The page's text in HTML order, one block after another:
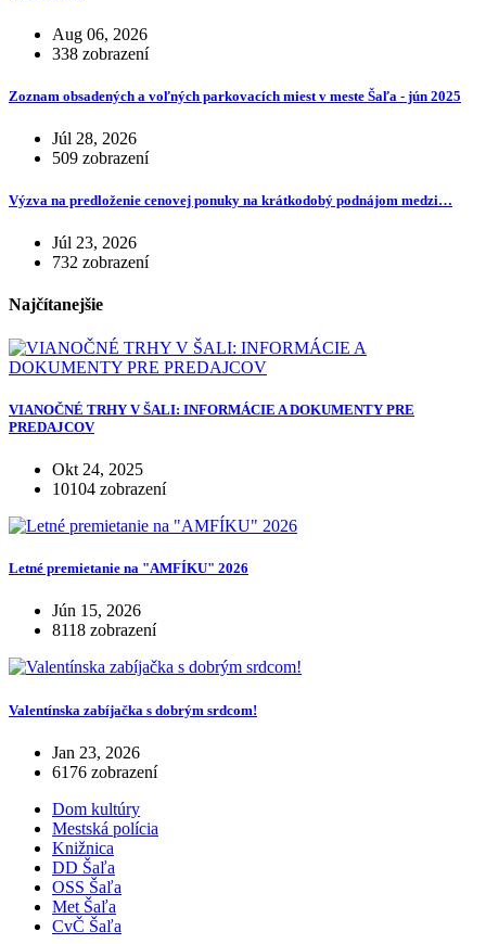
Aug 06, 2026
338 zobrazení
Zoznam obsadených a voľných parkovacích miest v meste Šaľa - jún 2025
Júl 28, 2026
509 zobrazení
Výzva na predloženie cenovej ponuky na krátkodobý podnájom medzi…
Júl 23, 2026
732 zobrazení
Najčítanejšie
VIANOČNÉ TRHY V ŠALI: INFORMÁCIE A DOKUMENTY PRE
PREDAJCOV
Okt 24, 2025
10104 zobrazení
Letné premietanie na "AMFÍKU" 2026
Jún 15, 2026
8118 zobrazení
Valentínska zabíjačka s dobrým srdcom!
Jan 23, 2026
6176 zobrazení
Dom kultúry
Mestská polícia
Knižnica
DD Šaľa
OSS Šaľa
Met Šaľa
CvČ Šaľa